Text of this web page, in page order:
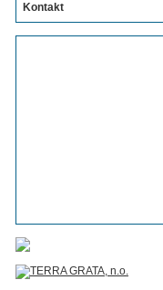
Kontakt